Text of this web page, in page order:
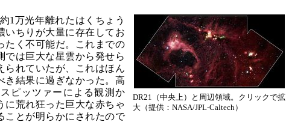
DR21（中央上）と周辺領域。クリックで拡
大（提供：NASA/JPL-Caltech）
1万光年離れたはくちょう
いちりが大量に存在してお
たく不可能だ。これまでの
では巨大な星雲から発せら
られていたが、これはほん
き結果に過ぎなかった。高
ピッツァーによる観測か
に荒れ狂った巨大な赤ちゃ
ことが明らかにされたので